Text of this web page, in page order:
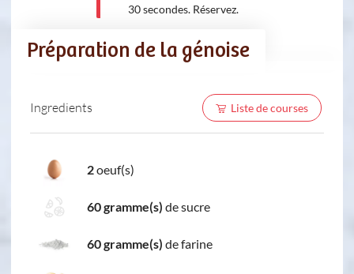
30 secondes. Réservez.
Préparation de la génoise
Ingredients Liste de courses
2oeuf(s)
60 gramme(s) de sucre
60 gramme(s) de farine